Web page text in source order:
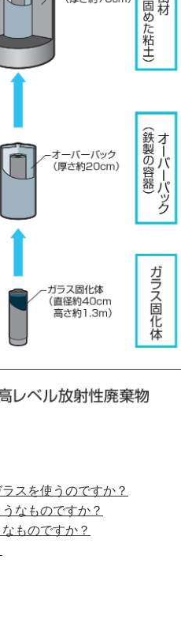
スを使うのですか？
なものですか？
ものですか？